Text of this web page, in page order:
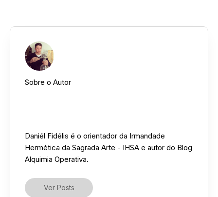
Sobre o Autor
Daniél Fidélis é o orientador da Irmandade
Hermética da Sagrada Arte - IHSA e autor do Blog
Alquimia Operativa.
Ver Posts